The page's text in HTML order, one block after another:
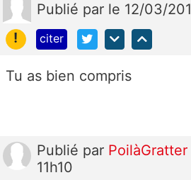
Publié par le 12/03/
!
citer
Tu as bien compris
Publié par PoilàGratter
11h10